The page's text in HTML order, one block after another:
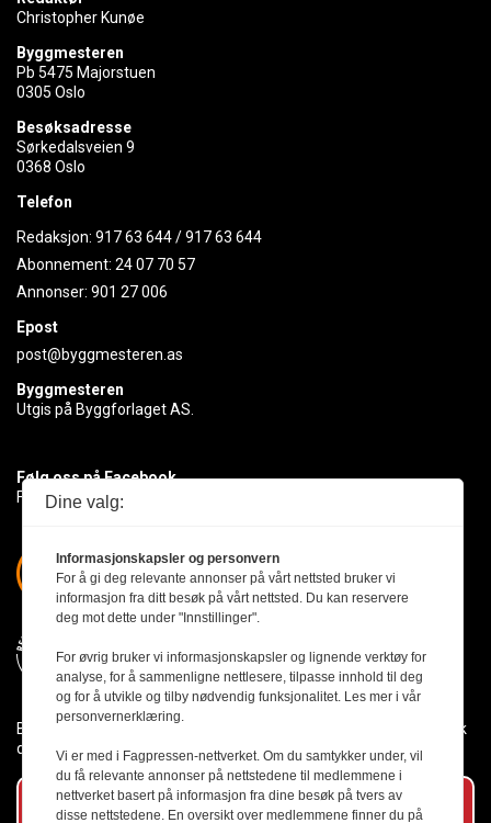
Christopher Kunøe
Byggmesteren
Pb 5475 Majorstuen
0305 Oslo
Besøksadresse
Sørkedalsveien 9
0368 Oslo
Telefon
Redaksjon: 917 63 644/917 63 644
Abonnement: 24 07 70 57
Annonser: 901 27 006
Epost
post@byggmesteren.as
Byggmesteren
Utgis på Byggforlaget AS.
Følg oss på Facebook
Få med deg det siste innen byggebransjen
Byggmesteren følger Vær Varsom-plakaten og presseetikken slik
den er nedfelt i Redaktørplakaten.
Abonner på vårt nyhetsbrev
Dine valg:
Informasjonskapsler og personvern
For å gi deg relevante annonser på vårt nettsted bruker vi
informasjon fra ditt besøk på vårt nettsted. Du kan reservere
deg mot dette under "Innstillinger".
For øvrig bruker vi informasjonskapsler og lignende verktøy for
analyse, for å sammenligne nettlesere, tilpasse innhold til deg
og for å utvikle og tilby nødvendig funksjonalitet. Les mer i vår
personvernerklæring.
Vi er med i Fagpressen-nettverket. Om du samtykker under, vil
du få relevante annonser på nettstedene til medlemmene i
nettverket basert på informasjon fra dine besøk på tvers av
disse nettstedene. En oversikt over medlemmene finner du på